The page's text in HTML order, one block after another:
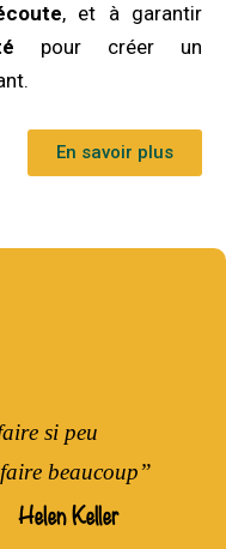
, et à garantir
pour créer un
En savoir plus
si peu
beaucoup”
Helen Keller